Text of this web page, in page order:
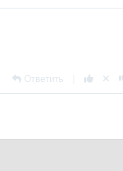
Ответить